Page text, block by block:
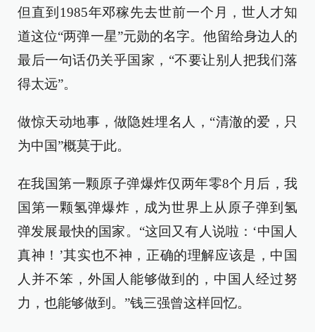
但直到1985年邓稼先去世前一个月，世人才知
道这位“两弹一星”元勋的名字。他留给身边人的
最后一句话仍关乎国家，“不要让别人把我们落
得太远”。
做惊天动地事，做隐姓埋名人，“清澈的爱，只
为中国”概莫于此。
在我国第一颗原子弹爆炸仅两年零8个月后，我
国第一颗氢弹爆炸，成为世界上从原子弹到氢
弹发展最快的国家。“这回又有人说啦：‘中国人
真神！’其实也不神，正确的理解应该是，中国
人并不笨，外国人能够做到的，中国人经过努
力，也能够做到。”钱三强曾这样回忆。